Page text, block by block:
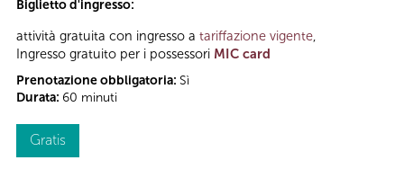
Biglietto d'ingresso:
attività gratuita con ingresso a tariffazione vigente
Ingresso gratuito per i possessori MIC card
Prenotazione obbligatoria: Sì
Durata: 60 minuti
Gratis